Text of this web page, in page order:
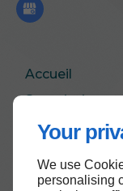
Your
We use
personalising
Accueil
Soumission
Politique de